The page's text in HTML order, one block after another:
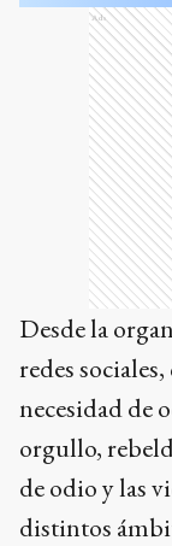
Ads
Desde la
redes
necesidad de
orgullo,
de odio y las
distintos